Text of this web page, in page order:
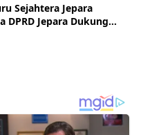
Sejahtera Jepara
DPRD Jepara Dukung